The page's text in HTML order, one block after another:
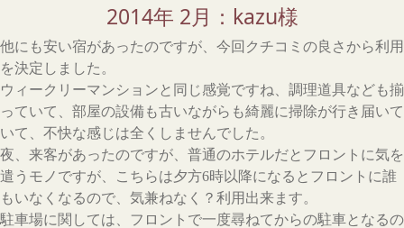
2014年 2月：kazu様
他にも安い宿があったのですが、今回クチコミの良さから利用
を決定しました。
ウィークリーマンションと同じ感覚ですね、調理道具なども揃
っていて、部屋の設備も古いながらも綺麗に掃除が行き届いて
いて、不快な感じは全くしませんでした。
夜、来客があったのですが、普通のホテルだとフロントに気を
遣うモノですが、こちらは夕方6時以降になるとフロントに誰
もいなくなるので、気兼ねなく？利用出来ます。
駐車場に関しては、フロントで一度尋ねてからの駐車となるの